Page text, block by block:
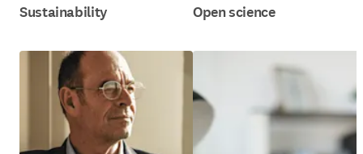
Sustainability Open science